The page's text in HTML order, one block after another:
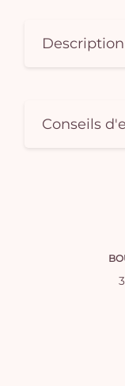
Description
Conseils